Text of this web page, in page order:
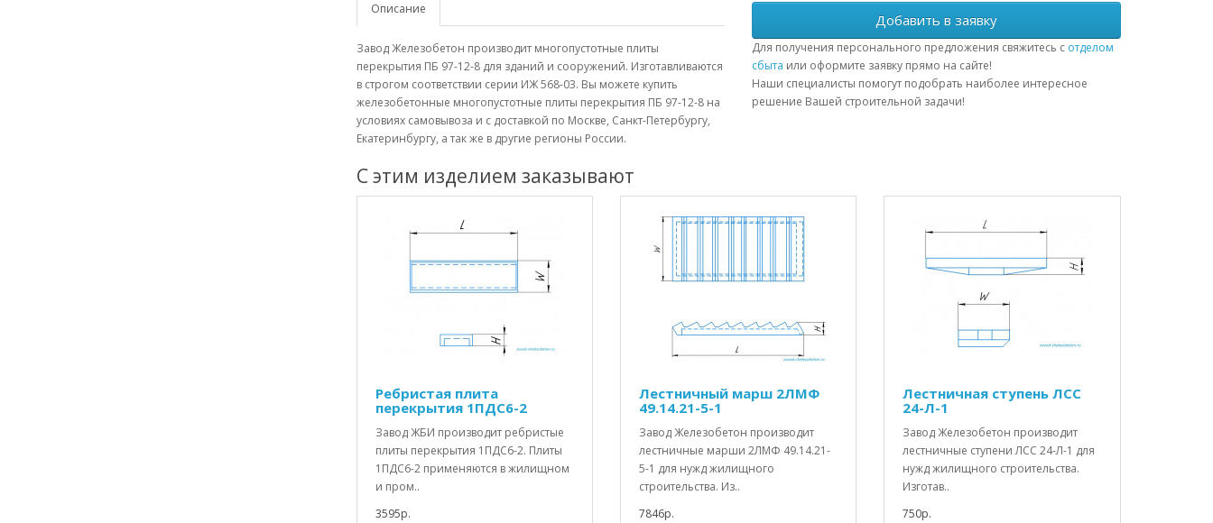
Описание
Завод Железобетон производит многопустотные плиты
перекрытия ПБ 97-12-8 для зданий и сооружений. Изготавливаются
в строгом соответствии серии ИЖ 568-03. Вы можете купить
железобетонные многопустотные плиты перекрытия ПБ 97-12-8 на
условиях самовывоза и с доставкой по Москве, Санкт-Петербургу,
Екатеринбургу, а так же в другие регионы России.
Добавить в заявку
Для получения персонального предложения свяжитесь с отделом
сбыта или оформите заявку прямо на сайте!
Наши специалисты помогут подобрать наиболее интересное
решение Вашей строительной задачи!
С этим изделием заказывают
Ребристая плита
перекрытия 1ПДС6-2
Завод ЖБИ производит ребристые
плиты перекрытия 1ПДС6-2. Плиты
1ПДС6-2 применяются в жилищном
и пром..
3595р.
Лестничный марш 2ЛМФ
49.14.21-5-1
Завод Железобетон производит
лестничные марши 2ЛМФ 49.14.21-
5-1 для нужд жилищного
строительства. Из..
7846р.
Лестничная ступень ЛСС
24-Л-1
Завод Железобетон производит
лестничные ступени ЛСС 24-Л-1 для
нужд жилищного строительства.
Изготав..
750р.